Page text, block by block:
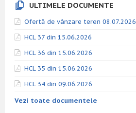
ULTIMELE DOCUMENTE
Ofertă de vânzare teren 08.07.2026
HCL 37 din 15.06.2026
HCL 36 din 15.06.2026
HCL 35 din 15.06.2026
HCL 34 din 09.06.2026
Vezi toate documentele